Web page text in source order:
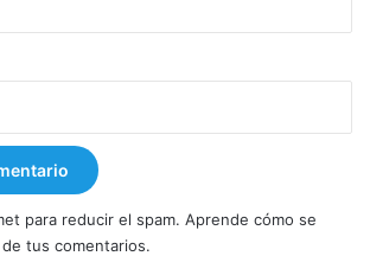
para reducir el spam. Aprende cómo se
tus comentarios.